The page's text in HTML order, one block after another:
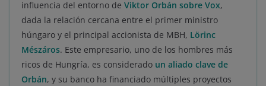
influencia del entorno de Viktor Orbán sobre Vox,
dada la relación cercana entre el primer ministro
húngaro y el principal accionista de MBH, Lörinc
Mészáros. Este empresario, uno de los hombres más
ricos de Hungría, es considerado un aliado clave de
Orbán, y su banco ha financiado múltiples proyectos